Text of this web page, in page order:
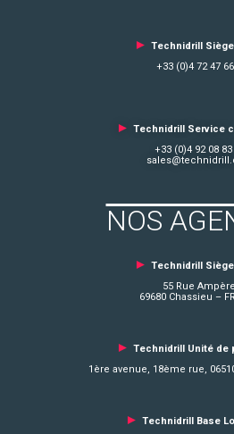
► Technidrill
+33 (0)4 72 47
► Technidrill Service
+33 (0)4 92 08 83
NOS
► Technidrill
55 Rue
69680 Chassieu –
► Technidrill Unité de
1ère avenue, 18ème rue,
► Technidrill Base